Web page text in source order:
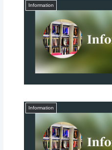
Information
Information